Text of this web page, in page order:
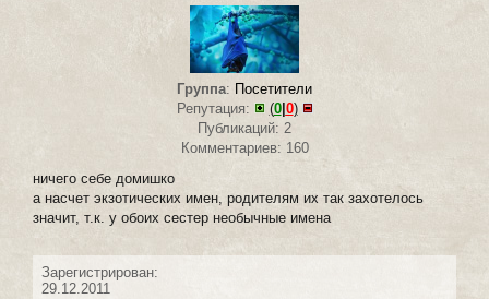
Группа: Посетители
Репутация:
(0| 0)
Публикаций: 2
Комментариев: 160
ничего себе домишко
а насчет экзотических имен, родителям их так захотелось
значит, т.к. у обоих сестер необычные имена
Зарегистрирован:
29.12.2011